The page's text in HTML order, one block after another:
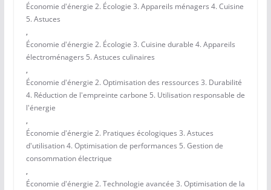
Économie d'énergie 2. Écologie 3. Appareils ménagers 4. Cuisine
5. Astuces
,
Économie d'énergie 2. Écologie 3. Cuisine durable 4. Appareils
électroménagers 5. Astuces culinaires
,
Économie d'énergie 2. Optimisation des ressources 3. Durabilité
4. Réduction de l'empreinte carbone 5. Utilisation responsable de
l'énergie
,
Économie d'énergie 2. Pratiques écologiques 3. Astuces
d'utilisation 4. Optimisation de performances 5. Gestion de
consommation électrique
,
Économie d'énergie 2. Technologie avancée 3. Optimisation de la